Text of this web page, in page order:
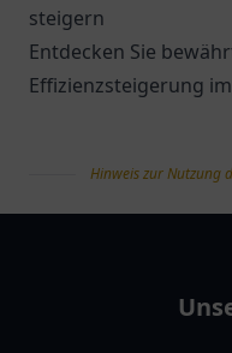
steigern
Entdecken Sie
Effizienzsteigerung
Hinweis zur Nutzung